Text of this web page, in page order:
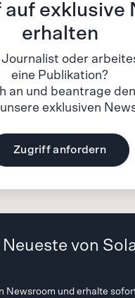
exklusive
erhalten
Journalist oder
eine Publikation?
an und beantrage
exklusiven
Zugriff anfordern
Neueste von
Newsroom und erhalte